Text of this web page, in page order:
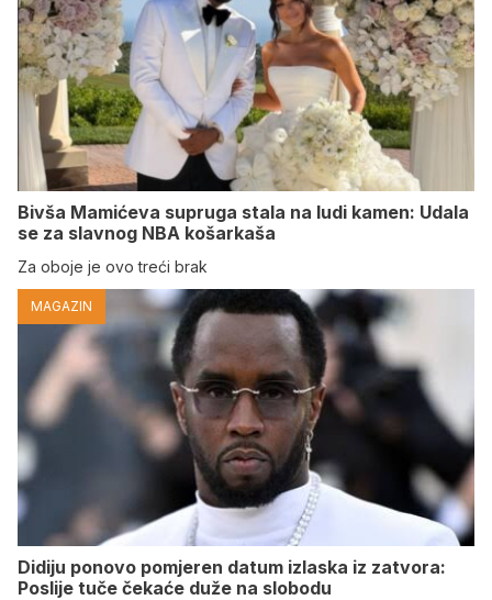
Bivša Mamićeva supruga stala na ludi kamen: Udala
se za slavnog NBA košarkaša
Za oboje je ovo treći brak
MAGAZIN
Didiju ponovo pomjeren datum izlaska iz zatvora:
Poslije tuče čekaće duže na slobodu